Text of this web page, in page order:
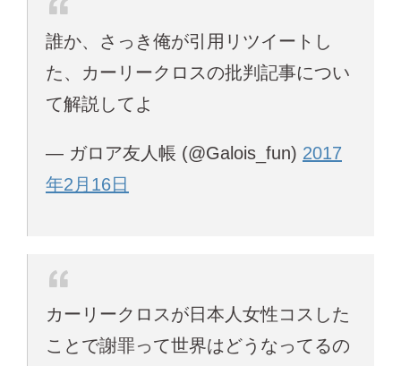
誰か、さっき俺が引用リツイートし
た、カーリークロスの批判記事につい
て解説してよ
— ガロア友人帳 (@Galois_fun) 2017
年2月16日
カーリークロスが日本人女性コスした
ことで謝罪って世界はどうなってるの